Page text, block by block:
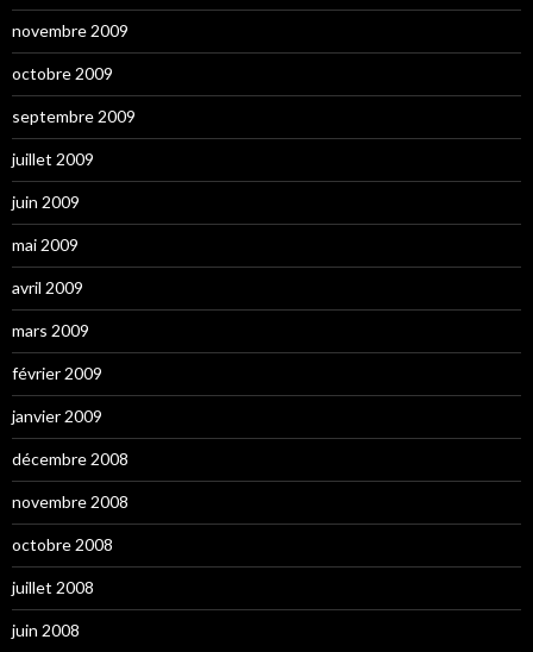
novembre 2009
octobre 2009
septembre 2009
juillet 2009
juin 2009
mai 2009
avril 2009
mars 2009
février 2009
janvier 2009
décembre 2008
novembre 2008
octobre 2008
juillet 2008
juin 2008